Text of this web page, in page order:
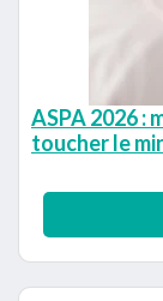
ASPA 2026 :
toucher le